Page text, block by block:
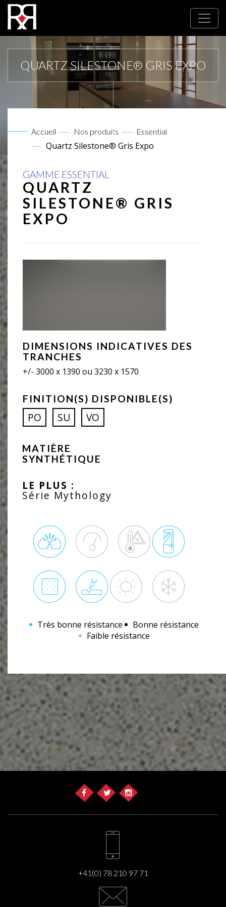
QUARTZ SILESTONE® GRIS EXPO
Accueil Nos produits Essential
Quartz Silestone® Gris Expo
MATIÈRE
SYNTHÉTIQUE
LE PLUS :
Série Mythology
GAMME ESSENTIAL
QUARTZ
SILESTONE® GRIS
EXPO
DIMENSIONS INDICATIVES DES
TRANCHES
+/- 3000 x 1390 ou 3230 x 1570
FINITION(S) DISPONIBLE(S)
PO SU VO
Très bonne résistance
Bonne résistance
Faible résistance
+41(0) 78 210 97 71